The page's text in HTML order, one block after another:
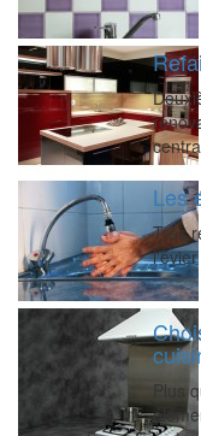
Les
Très
Plus